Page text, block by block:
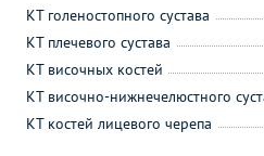
КТ голеностопного сустава
КТ плечевого сустава
КТ височных костей
КТ височно-нижнечелюстного
КТ костей лицевого черепа